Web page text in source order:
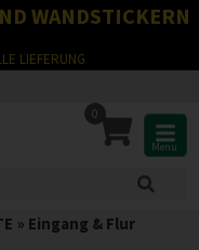
WANDSTICKERN
LIEFERUNG
0
Menu
» Eingang & Flur